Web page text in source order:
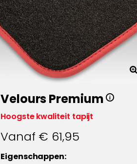
Velours Premium
Hoogste kwaliteit tapijt
Vanaf € 61,95
Eigenschappen: